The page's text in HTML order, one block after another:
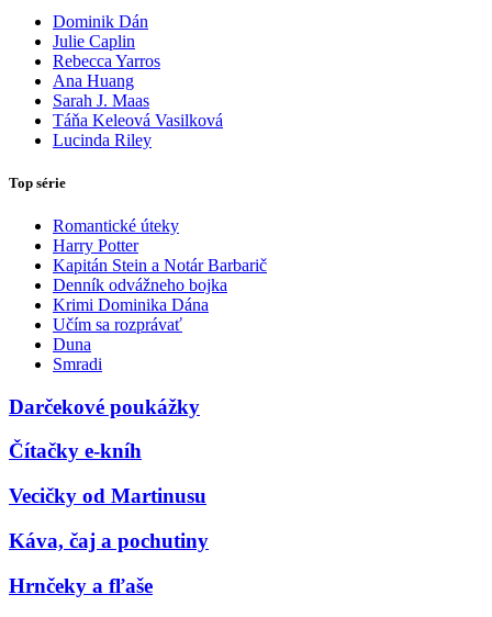
Dominik Dán
Julie Caplin
Rebecca Yarros
Ana Huang
Sarah J. Maas
Táňa Keleová Vasilková
Lucinda Riley
Top série
Romantické úteky
Harry Potter
Kapitán Stein a Notár Barbarič
Denník odvážneho bojka
Krimi Dominika Dána
Učím sa rozprávať
Duna
Smradi
Darčekové poukážky
Čítačky e-kníh
Vecičky od Martinusu
Káva, čaj a pochutiny
Hrnčeky a fľaše